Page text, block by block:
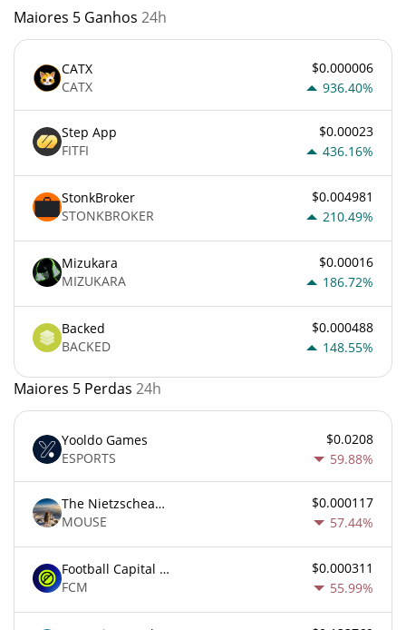
Maiores 5 Ganhos 24h
CATX
CATX
$0.000006
936.40%
Step App
FITFI
$0.00023
436.16%
StonkBroker
STONKBROKER
$0.004981
210.49%
Mizukara
MIZUKARA
$0.00016
186.72%
Backed
BACKED
$0.000488
148.55%
Maiores 5 Perdas 24h
Yooldo Games
ESPORTS
$0.0208
59.88%
The Nietzschean Mouse
MOUSE
$0.000117
57.44%
Football Capital Markets
FCM
$0.000311
55.99%